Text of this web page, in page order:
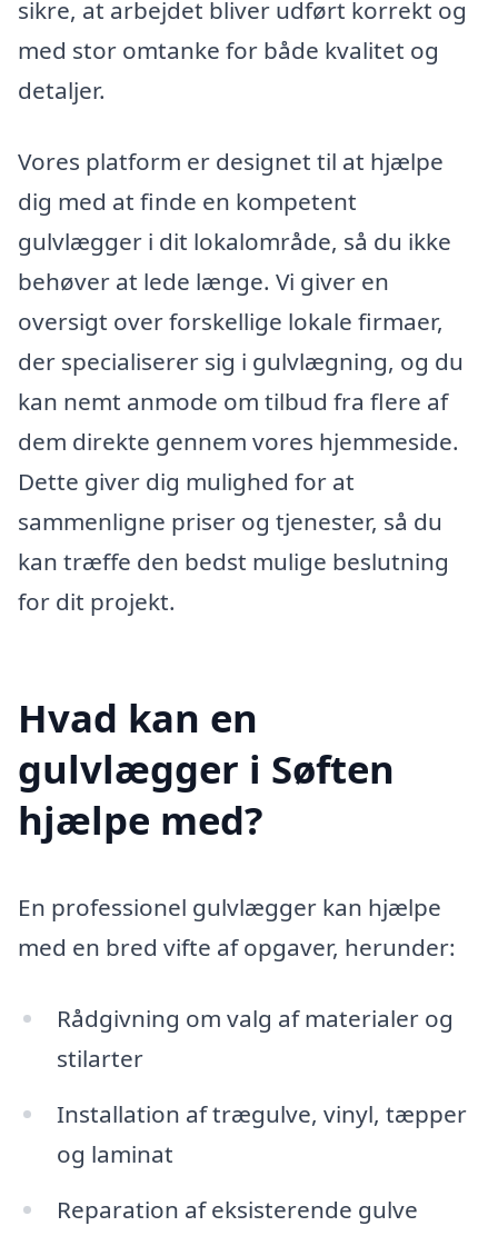
sikre, at arbejdet bliver udført korrekt og
med stor omtanke for både kvalitet og
detaljer.
Vores platform er designet til at hjælpe
dig med at finde en kompetent
gulvlægger i dit lokalområde, så du ikke
behøver at lede længe. Vi giver en
oversigt over forskellige lokale firmaer,
der specialiserer sig i gulvlægning, og du
kan nemt anmode om tilbud fra flere af
dem direkte gennem vores hjemmeside.
Dette giver dig mulighed for at
sammenligne priser og tjenester, så du
kan træffe den bedst mulige beslutning
for dit projekt.
Hvad kan en
gulvlægger i Søften
hjælpe med?
En professionel gulvlægger kan hjælpe
med en bred vifte af opgaver, herunder:
Rådgivning om valg af materialer og
stilarter
Installation af trægulve, vinyl, tæpper
og laminat
Reparation af eksisterende gulve